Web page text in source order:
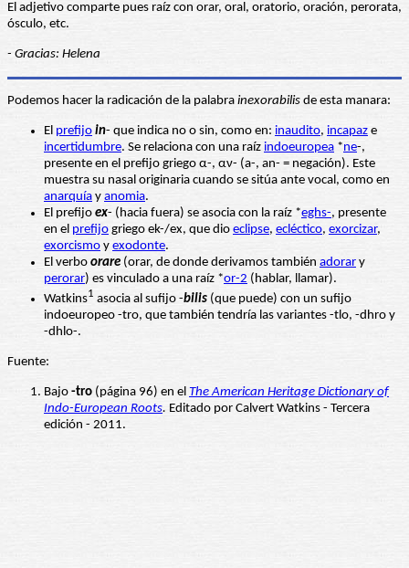
El adjetivo comparte pues raíz con orar, oral, oratorio, oración, perorata,
ósculo, etc.
- Gracias: Helena
Podemos hacer la radicación de la palabra inexorabilis de esta manara:
El prefijo in- que indica no o sin, como en: inaudito, incapaz e
incertidumbre. Se relaciona con una raíz indoeuropea *ne-,
presente en el prefijo griego α-, αν- (a-, an- = negación). Este
muestra su nasal originaria cuando se sitúa ante vocal, como en
anarquía y anomia.
El prefijo ex- (hacia fuera) se asocia con la raíz *eghs-, presente
en el prefijo griego ek-/ex, que dio eclipse, ecléctico, exorcizar,
exorcismo y exodonte.
El verbo orare (orar, de donde derivamos también adorar y
perorar) es vinculado a una raíz *or-2 (hablar, llamar).
Watkins1 asocia al sufijo -bilis (que puede) con un sufijo
indoeuropeo -tro, que también tendría las variantes -tlo, -dhro y
-dhlo-.
Fuente:
Bajo -tro (página 96) en el The American Heritage Dictionary of
Indo-European Roots. Editado por Calvert Watkins - Tercera
edición - 2011.